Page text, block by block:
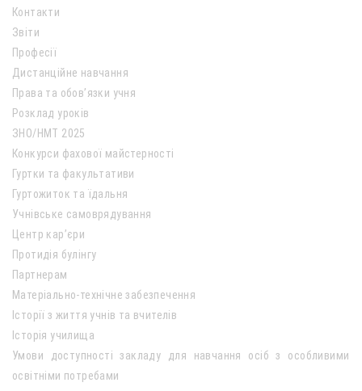
Контакти
Звіти
Професії
Дистанційне навчання
Права та обов’язки учня
Розклад уроків
ЗНО/НМТ 2025
Конкурси фахової майстерності
Гуртки та факультативи
Гуртожиток та їдальня
Учнівське самоврядування
Центр кар’єри
Протидія булінгу
Партнерам
Матеріально-технічне забезпечення
Історії з життя учнів та вчителів
Історія училища
Умови доступності закладу для навчання осіб з особливими
освітніми потребами